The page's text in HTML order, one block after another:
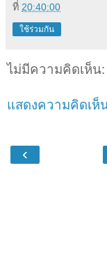
ที่ 20:40:00
ใช้ร่วมกัน
ไม่มีความคิดเห็น:
แสดงความคิดเห็
‹